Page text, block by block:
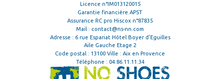
Licence n°IM013120015
Garantie financière APST
Assurance RC pro Hiscox n°87835
Mail : contact@ns-nn.com
Adresse : 6 rue Espariat Hôtel Boyer d'Eguilles
Aile Gauche Etage 2
Code postal : 13100 Ville : Aix en Provence
Téléphone : 04.86.11.11.34